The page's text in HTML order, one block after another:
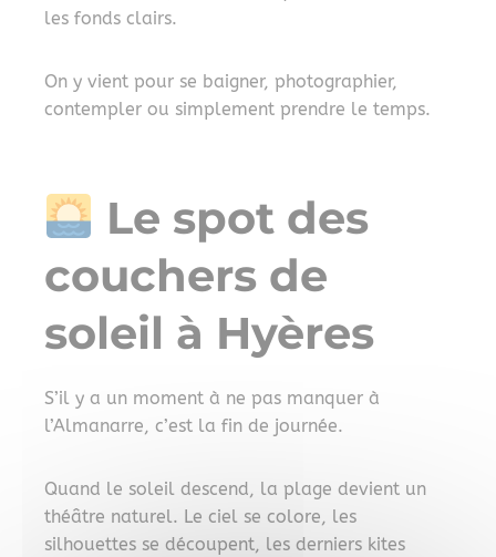
les fonds clairs.
On y vient pour se baigner, photographier,
contempler ou simplement prendre le temps.
Le spot des
couchers de
soleil à Hyères
S’il y a un moment à ne pas manquer à
l’Almanarre, c’est la fin de journée.
Quand le soleil descend, la plage devient un
théâtre naturel. Le ciel se colore, les
silhouettes se découpent, les derniers kites